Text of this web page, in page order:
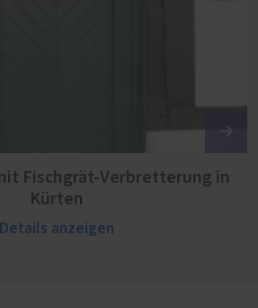
Fischgrät-Verbretterung in
Kürten
Details anzeigen